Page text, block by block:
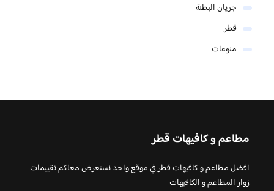
جريان البطنة
قطر
منوعات
مطاعم و كافيهات قطر
افضل مطاعم و كافيهات قطر في موقع واحد نستعرض معاكم تقييمات
زوار المطاعم و الكافيهات